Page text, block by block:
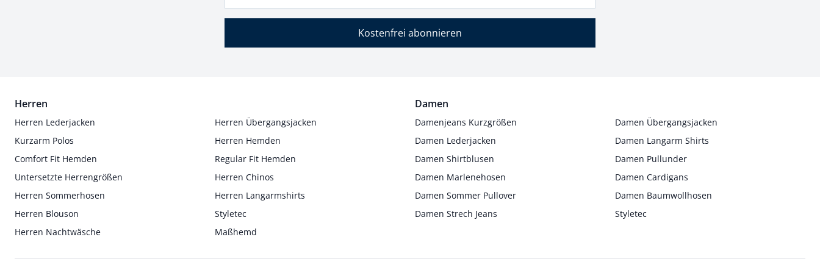
Kostenfrei abonnieren
Herren
Herren Lederjacken
Herren Übergangsjacken
Kurzarm Polos
Herren Hemden
Comfort Fit Hemden
Regular Fit Hemden
Untersetzte Herrengrößen
Herren Chinos
Herren Sommerhosen
Herren Langarmshirts
Herren Blouson
Styletec
Herren Nachtwäsche
Maßhemd
Damen
Damenjeans Kurzgrößen
Damen Übergangsjacken
Damen Lederjacken
Damen Langarm Shirts
Damen Shirtblusen
Damen Pullunder
Damen Marlenehosen
Damen Cardigans
Damen Sommer Pullover
Damen Baumwollhosen
Damen Strech Jeans
Styletec